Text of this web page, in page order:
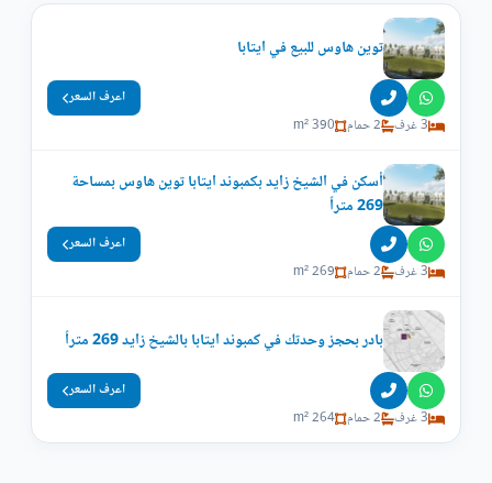
توين هاوس للبيع في ايتابا
3 غرف 2 حمام 390 m²
اعرف السعر
أسكن في الشيخ زايد بكمبوند ايتابا توين هاوس بمساحة
269 متراً
3 غرف 2 حمام 269 m²
اعرف السعر
بادر بحجز وحدتك في كمبوند ايتابا بالشيخ زايد 269 متراً
3 غرف 2 حمام 264 m²
اعرف السعر